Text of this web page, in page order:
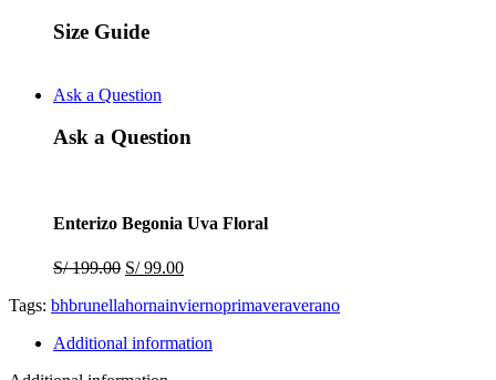
Size Guide
Ask a Question
Ask a Question
Enterizo Begonia Uva Floral
S/199.00 Original
was:
S/99.00Current
is:
Tags: bhbrunellahornainviernoprimaveraverano
Additional information